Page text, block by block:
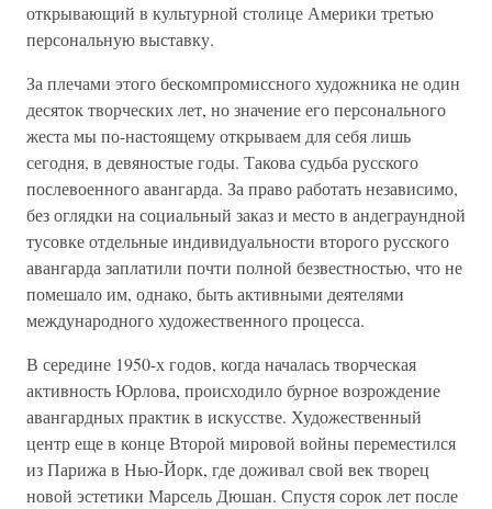
открывающий в культурной столице Америки третью
персональную выставку.
За плечами этого бескомпромиссного художника не один
десяток творческих лет, но значение его персонального
жеста мы по-настоящему открываем для себя лишь
сегодня, в девяностые годы. Такова судьба русского
послевоенного авангарда. За право работать независимо,
без оглядки на социальный заказ и место в андеграундной
тусовке отдельные индивидуальности второго русского
авангарда заплатили почти полной безвестностью, что не
помешало им, однако, быть активными деятелями
международного художественного процесса.
В середине 1950-х годов, когда началась творческая
активность Юрлова, происходило бурное возрождение
авангардных практик в искусстве. Художественный
центр еще в конце Второй мировой войны переместился
из Парижа в Нью-Йорк, где доживал свой век творец
новой эстетики Марсель Дюшан. Спустя сорок лет после